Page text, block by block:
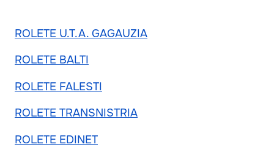
ROLETE U.T.A. GAGAUZIA
ROLETE BALTI
ROLETE FALESTI
ROLETE TRANSNISTRIA
ROLETE EDINET